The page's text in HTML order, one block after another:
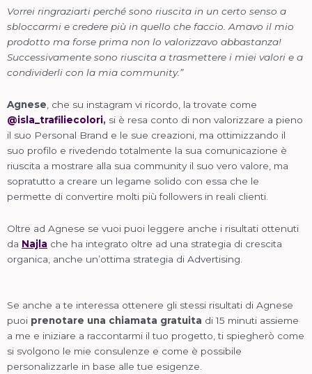
Vorrei ringraziarti perché sono riuscita in un certo senso a
sbloccarmi e credere più in quello che faccio. Amavo il mio
prodotto ma forse prima non lo valorizzavo abbastanza!
Successivamente sono riuscita a trasmettere i miei valori e a
condividerli con la mia community.”
Agnese , che su instagram vi ricordo, la trovate come
@isla_trafiliecolori, si è resa conto di non valorizzare a pieno
il suo Personal Brand e le sue creazioni, ma ottimizzando il
suo profilo e rivedendo totalmente la sua comunicazione è
riuscita a mostrare alla sua community il suo vero valore, ma
sopratutto a creare un legame solido con essa che le
permette di convertire molti più followers in reali clienti.
Oltre ad Agnese se vuoi puoi leggere anche i risultati ottenuti
da Najla che ha integrato oltre ad una strategia di crescita
organica, anche un’ottima strategia di Advertising.
Se anche a te interessa ottenere gli stessi risultati di Agnese
puoi prenotare una chiamata gratuita di 15 minuti assieme
a me e iniziare a raccontarmi il tuo progetto, ti spiegherò come
si svolgono le mie consulenze e come è possibile
personalizzarle in base alle tue esigenze.